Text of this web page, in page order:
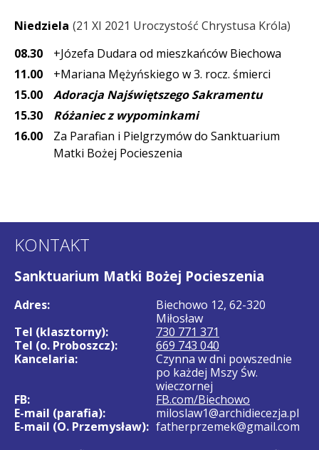
Niedziela 21 XI 2021 Uroczystość Chrystusa Króla
08.30
+Józefa Dudara od mieszkańców Biechowa
11.00
+Mariana Mężyńskiego w 3. rocz. śmierci
15.00
Adoracja Najświętszego Sakramentu
15.30
Różaniec z wypominkami
16.00
Za Parafian i Pielgrzymów do Sanktuarium
Matki Bożej Pocieszenia
KONTAKT
Sanktuarium Matki Bożej Pocieszenia
Adres:
Biechowo 12, 62-320
Miłosław
Tel (klasztorny):
730 771 371
Tel (o. Proboszcz):
669 743 040
Kancelaria:
Czynna w dni powszednie
po każdej Mszy Św.
wieczornej
FB:
FB.com/Biechowo
E-mail (parafia):
miloslaw1@archidiecezja.pl
E-mail (O. Przemysław): fatherprzemek@gmail.com